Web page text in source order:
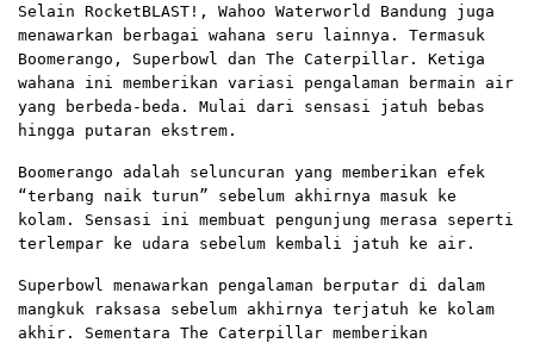
Selain RocketBLAST!, Wahoo Waterworld Bandung juga
menawarkan berbagai wahana seru lainnya. Termasuk
Boomerango, Superbowl dan The Caterpillar. Ketiga
wahana ini memberikan variasi pengalaman bermain air
yang berbeda-beda. Mulai dari sensasi jatuh bebas
hingga putaran ekstrem.
Boomerango adalah seluncuran yang memberikan efek
“terbang naik turun” sebelum akhirnya masuk ke
kolam. Sensasi ini membuat pengunjung merasa seperti
terlempar ke udara sebelum kembali jatuh ke air.
Superbowl menawarkan pengalaman berputar di dalam
mangkuk raksasa sebelum akhirnya terjatuh ke kolam
akhir. Sementara The Caterpillar memberikan